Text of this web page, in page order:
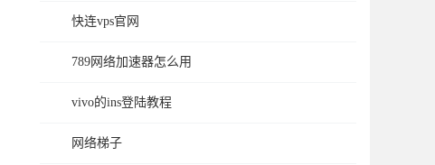
快连vps官网
789网络加速器怎么用
vivo的ins登陆教程
网络梯子